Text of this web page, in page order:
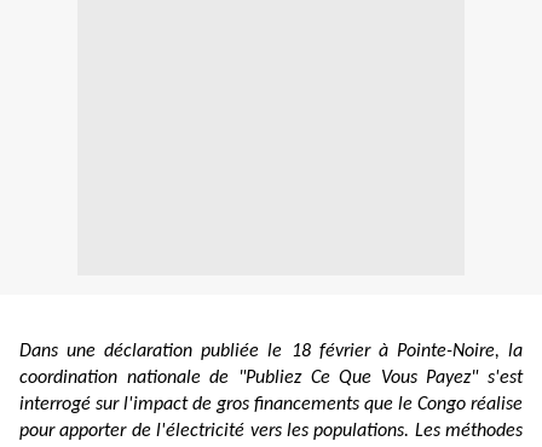
Dans une déclaration publiée le 18 février à Pointe-Noire, la
coordination nationale de "Publiez Ce Que Vous Payez" s'est
interrogé sur l'impact de gros financements que le Congo réalise
pour apporter de l'électricité vers les populations. Les méthodes